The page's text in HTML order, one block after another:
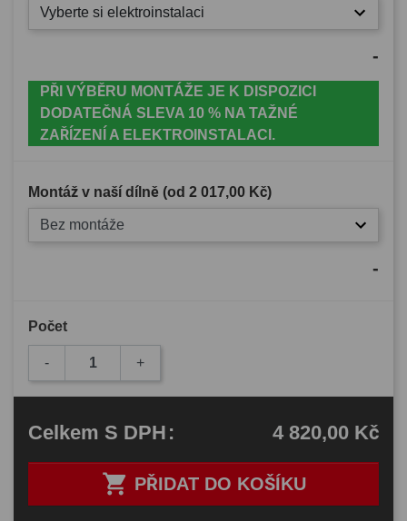
Vyberte si elektroinstalaci
-
PŘI VÝBĚRU MONTÁŽE JE K DISPOZICI
DODATEČNÁ SLEVA 10 % NA TAŽNÉ
ZAŘÍZENÍ A ELEKTROINSTALACI.
Montáž v naší dílně (od 2 017,00 Kč)
Bez montáže
-
Počet
- +
 PŘIDAT DO KOŠÍKU
Celkem S DPH: 4 820,00 Kč